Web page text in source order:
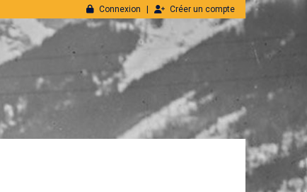
Connexion Créer un compte